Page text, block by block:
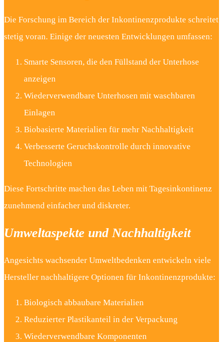
Die Forschung im Bereich der Inkontinenzprodukte schreitet
stetig voran. Einige der neuesten Entwicklungen umfassen:
Smarte Sensoren, die den Füllstand der Unterhose
anzeigen
Wiederverwendbare Unterhosen mit waschbaren
Einlagen
Biobasierte Materialien für mehr Nachhaltigkeit
Verbesserte Geruchskontrolle durch innovative
Technologien
Diese Fortschritte machen das Leben mit Tagesinkontinenz
zunehmend einfacher und diskreter.
Umweltaspekte und Nachhaltigkeit
Angesichts wachsender Umweltbedenken entwickeln viele
Hersteller nachhaltigere Optionen für Inkontinenzprodukte:
Biologisch abbaubare Materialien
Reduzierter Plastikanteil in der Verpackung
Wiederverwendbare Komponenten